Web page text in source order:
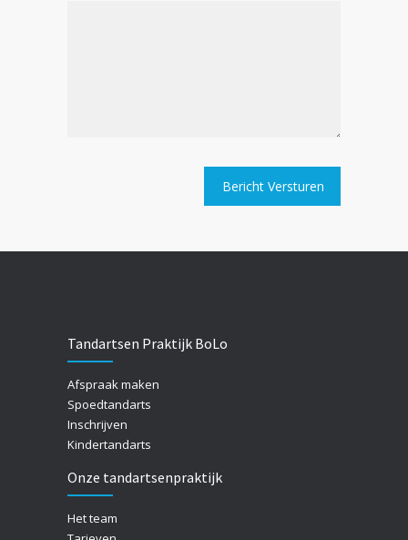
Tandartsen Praktijk BoLo
Afspraak maken
Spoedtandarts
Inschrijven
Kindertandarts
Onze tandartsenpraktijk
Het team